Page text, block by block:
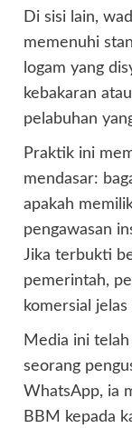
Di sisi lain,
memenuhi
logam yang
kebakaran
pelabuhan
Praktik ini
mendasar:
apakah
pengawasan
Jika terbukti
pemerintah,
komersial
Media ini
seorang
WhatsApp, ia
BBM kepada